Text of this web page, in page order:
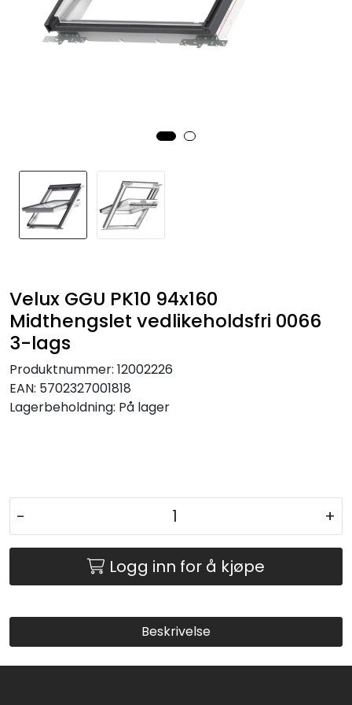
Velux GGU PK10 94x160
Midthengslet vedlikeholdsfri 0066
3-lags
Produktnummer: 12002226
EAN: 5702327001818
Lagerbeholdning: På lager
- +
Logg inn for å kjøpe
Beskrivelse